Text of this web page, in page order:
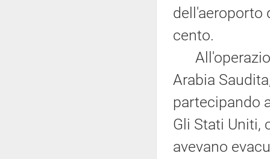
dell'aeroporto
cento.
Arabia
partecipando
Gli Stati Uniti,
avevano